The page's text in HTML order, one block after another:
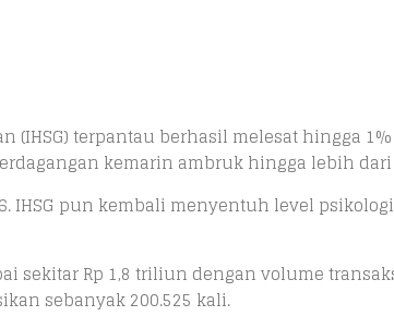
(IHSG) terpantau berhasil melesat hingga
kemarin ambruk hingga lebih
IHSG pun kembali menyentuh level
sekitar Rp 1,8 triliun dengan volume
sebanyak 200.525 kali.